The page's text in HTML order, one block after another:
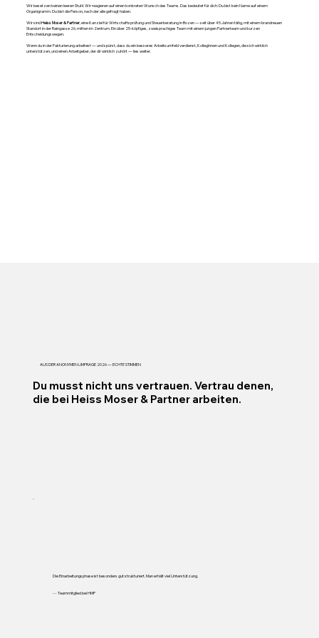
Wir besetzen keinen leeren Stuhl. Wir reagieren auf einen konkreten Wunsch des Teams. Das bedeutet für dich: Du bist kein Name auf einem
Organigramm. Du bist die Person, nach der alle gefragt haben.
Wir sindHeiss Moser & Partner , eine Kanzlei für Wirtschaftsprüfung und Steuerberatung in Bozen — seit über 45 Jahren tätig, mit einem brandneuen
Standort in der Raingasse 26, mitten im Zentrum. Ein über 25-köpfiges, zweisprachiges Team mit einem jungen Partnerteam und kurzen
Entscheidungswegen.
Wenn du in der Fakturierung arbeitest — und spürst, dass du ein besseres Arbeitsumfeld verdienst, Kolleginnen und Kollegen, die sich wirklich
unterstützen, und einen Arbeitgeber, der dir wirklich zuhört — lies weiter.
AUS DER ANONYMEN UMFRAGE 2026 — ECHTE STIMMEN
Du musst nicht uns vertrauen. Vertrau denen,
die bei Heiss Moser & Partner arbeiten.
Die Einarbeitungsphase ist besonders gut strukturiert. Man erhält viel Unterstützung.
—Teammitglied bei HMP